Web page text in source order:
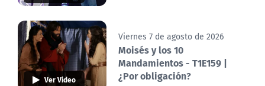
Ver Video
Viernes 7 de agosto de 2026
Moisés y los 10
Mandamientos - T1E159 |
¿Por obligación?